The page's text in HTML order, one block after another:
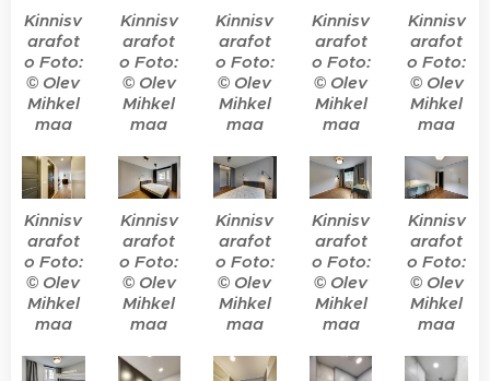
Kinnisv
arafot
o Foto:
© Olev
Mihkel
maa
Kinnisv
arafot
o Foto:
© Olev
Mihkel
maa
Kinnisv
arafot
o Foto:
© Olev
Mihkel
maa
Kinnisv
arafot
o Foto:
© Olev
Mihkel
maa
Kinnisv
arafot
o Foto:
© Olev
Mihkel
maa
Kinnisv
arafot
o Foto:
© Olev
Mihkel
maa
Kinnisv
arafot
o Foto:
© Olev
Mihkel
maa
Kinnisv
arafot
o Foto:
© Olev
Mihkel
maa
Kinnisv
arafot
o Foto:
© Olev
Mihkel
maa
Kinnisv
arafot
o Foto:
© Olev
Mihkel
maa